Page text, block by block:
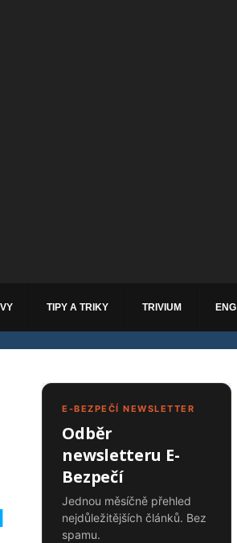
TIPY A TRIKY TRIVIUM ENG
E-BEZPEČÍ NEWSLETTER
Odběr
newsletteru E-
Bezpečí
Jednou měsíčně přehled
nejdůležitějších článků. Bez
spamu.